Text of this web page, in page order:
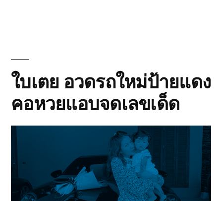
ใบเตย อวดรถใหม่ป้ายแดง
คอหวยแอบจดเลขเด็ด